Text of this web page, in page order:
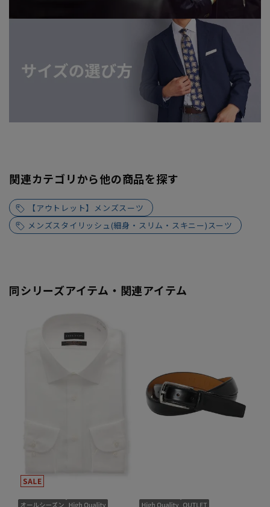
関連カテゴリから他の商品を探す
【アウトレット】メンズスーツ
メンズスタイリッシュ(細身・スリム・スキニー)スーツ
同シリーズアイテム・関連アイテム